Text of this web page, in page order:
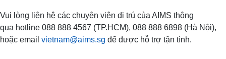
Vui lòng liên hệ các chuyên viên di trú của AIMS thông
qua hotline 088 888 4567 (TP.HCM), 088 888 6898 (Hà Nội),
hoặc email vietnam@aims.sg để được hỗ trợ tận tình.